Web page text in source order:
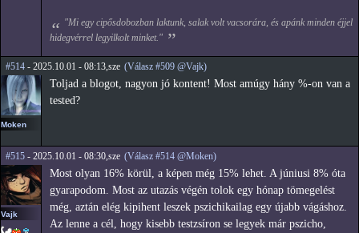
"Mi egy cipősdobozban laktunk, salak volt vacsorára, és apánk minden éjjel
hidegvérrel legyilkolt minket."
#514 - 2025.10.01 - 08:13,sze (Válasz #509 @Vajk)
Moken
Toljad a blogot, nagyon jó kontent! Most amúgy hány %-on van a
tested?
#515 - 2025.10.01 - 08:30,sze (Válasz #514 @Moken)
Vajk
Most olyan 16% körül, a képen még 15% lehet. A júniusi 8% óta
gyarapodom. Most az utazás végén tolok egy hónap tömegelést
még, aztán elég kipihent leszek pszichikailag egy újabb vágáshoz.
Az lenne a cél, hogy kisebb testzsíron se legyek már pszicho,